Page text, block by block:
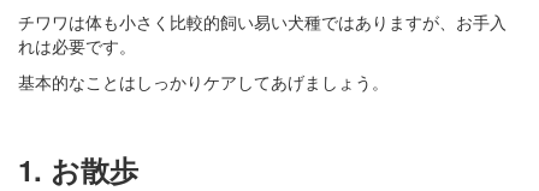
チワワは体も小さく比較的飼い易い犬種ではありますが、お手入
れは必要です。
基本的なことはしっかりケアしてあげましょう。
1. お散歩